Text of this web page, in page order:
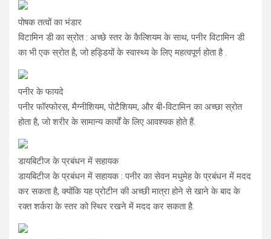
पोषक तत्वों का भंडार
विटामिन डी का स्रोत : अच्छे स्तर के कैल्शियम के साथ, पनीर विटामिन डी
का भी एक स्रोत है, जो हड्डियों के स्वास्थ्य के लिए महत्वपूर्ण होता है .
पनीर के फायदे
पनीर फॉस्फोरस, मैग्नीशियम, पोटैशियम, और बी-विटामिन का अच्छा स्रोत
होता है, जो शरीर के सामान्य कार्यों के लिए आवश्यक होते हैं.
डायबिटीज के प्रबंधन में सहायक
डायबिटीज के प्रबंधन में सहायक : पनीर का सेवन मधुमेह के प्रबंधन में मदद
कर सकता है, क्योंकि यह प्रोटीन की अच्छी मात्रा होने से खाने के बाद के
रक्त शर्करा के स्तर को स्थिर रखने में मदद कर सकता है.